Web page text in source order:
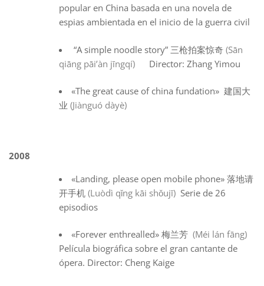
popular en China basada en una novela de
espias ambientada en el inicio de la guerra civil
“A simple noodle story” 三枪拍案惊奇 (Sān
qiāng pāi’àn jīngqí) Director: Zhang Yimou
«The great cause of china fundation» 建国大
业 (Jiànguó dàyè)
2008
«Landing, please open mobile phone» 落地请
开手机 (Luòdì qǐng kāi shǒujī) Serie de 26
episodios
«Forever enthrealled» 梅兰芳 (Méi lán fāng)
Película biográfica sobre el gran cantante de
ópera. Director: Cheng Kaige